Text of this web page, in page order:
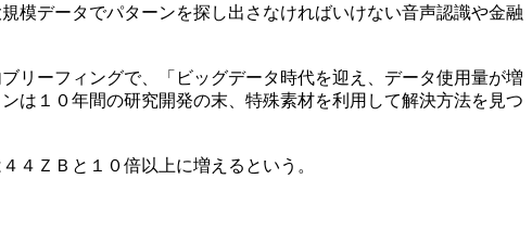
模データでパターンを探し出さなければいけない音声認識や金融
リーフィングで、「ビッグデータ時代を迎え、データ使用量が増
は１０年間の研究開発の末、特殊素材を利用して解決方法を見つ
４ＺＢと１０倍以上に増えるという。